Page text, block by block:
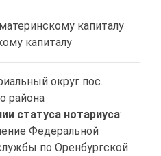
капиталу
капиталу
округ пос.
района
статуса нотариуса:
Федеральной
по Оренбургской